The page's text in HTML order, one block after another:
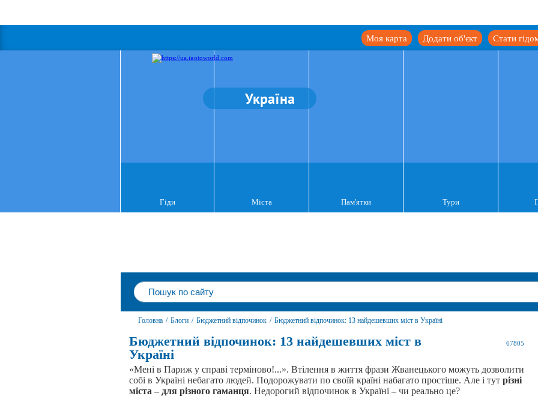
Стати
Додати об'єкт
Моя карта
Україна
Гіди Міста Пам'ятки Тури
Головна / Блоги / Бюджетний відпочинок / Бюджетний відпочинок: 13 найдешевших міст в Україні
Бюджетний відпочинок: 13 найдешевших міст в
Україні
67805
«Мені в Париж у справі терміново!...». Втілення в життя фрази Жванецького можуть дозволити
собі в Україні небагато людей. Подорожувати по своїй країні набагато простіше. Але і тут різні
міста – для різного гаманця. Недорогий відпочинок в Україні – чи реально це?